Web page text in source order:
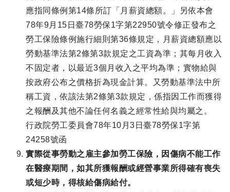
應指同條例第14條所訂「月薪資總額。」另依本會
78年9月15日臺78勞保1字第22950號令修正發布之
勞工保險條例施行細則第36條規定，月薪資總額應以
勞動基準法第2條第3款規定之工資為準；其每月收入
不固定者，以最近3個月收入之平均為準；實物給與
按政府公布之價格折為現金計算。又勞動基準法中所
稱工資，依該法第2條第3款規定，係指因工作而獲得
之報酬及其他不論任何名義之經常性給與均屬之。
行政院勞工委員會78年10月3日臺78勞保1字第
24258號函
實際從事勞動之雇主參加勞工保險，因傷病不能工作
在醫療期間，如其所獲報酬或經營事業所得確有喪失
或短少時，得核給傷病給付。